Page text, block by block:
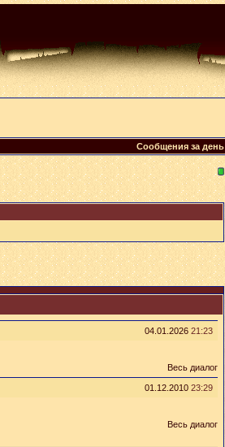
Сообщения за день
04.01.2026 21:23
Весь диалог
01.12.2010 23:29
Весь диалог